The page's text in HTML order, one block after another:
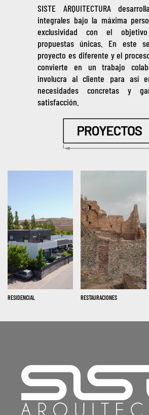
SISTE ARQUITECTURA
integrales bajo la máxima
exclusividad con el
propuestas únicas. En este
proyecto es diferente y el
convierte en un trabajo
involucra al cliente para así
necesidades concretas y
satisfacción.
RESIDENCIAL RESTAURACIONES